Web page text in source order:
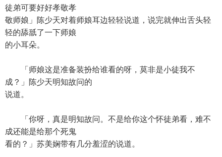
徒弟可要好好孝敬孝
敬师娘」陈少天对着师娘耳边轻轻说道，说完就伸出舌头轻
轻的舔舐了一下师娘
的小耳朵。
「师娘这是准备装扮给谁看的呀，莫非是小徒我不
成？」陈少天明知故问的
说道。
「你呀，真是明知故问。不是给你这个怀徒弟看，难不
成还能是给那个死鬼
看的？」苏美娴带有几分羞涩的说道。